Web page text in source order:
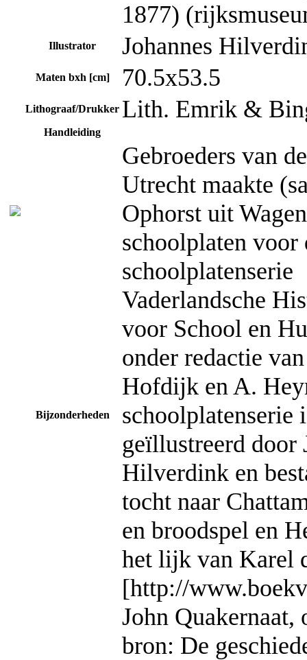
1877)
Illustrator Johannes
Maten bxh [cm] 70.5x53.5
Lithograaf/Drukker Lith. Emrik &
Handleiding
Bijzonderheden
Gebroeders van
Utrecht maakte
Ophorst uit
schoolplaten voor
schoolplatenserie
Vaderlandsche
voor School en
onder redactie
Hofdijk en A.
schoolplatenserie
geïllustreerd door
Hilverdink en
tocht naar
en broodspel en
het lijk van Karel
[http://
John Quakernaat,
bron: De